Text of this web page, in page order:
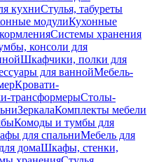
кухниСтулья, табуреты
модулиКухонные
Системы хранения
консоли для
Шкафчики, полки для
для ваннойМебель-
Кровати-
трансформерыСтолы-
ЗеркалаКомплекты мебели
Комоды и тумбы для
для спальниМебель для
домаШкафы, стенки,